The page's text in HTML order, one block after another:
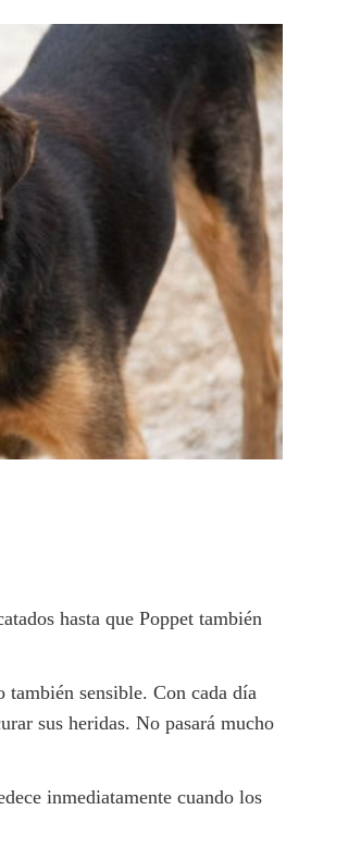
hasta que Poppet también
también sensible. Con cada día
sus heridas. No pasará mucho
inmediatamente cuando los